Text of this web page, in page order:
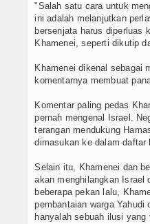
"Salah satu cara untuk
ini adalah melanjutkan
bersenjata harus diperluas
Khamenei, seperti dikutip
Khamenei dikenal sebagai
komentarnya membuat
Komentar paling pedas
pernah mengenal Israel.
terangan mendukung
dimasukan ke dalam
Selain itu, Khamenei dan
akan menghilangkan Israel
beberapa pekan lalu,
pembantaian warga Yahudi
hanyalah sebuah ilusi yang